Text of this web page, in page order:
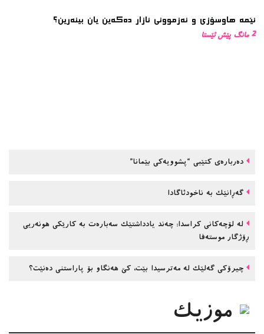
ئێمە هاوسۆزی و ئەزموونی ئازار دەکەین یان بینەرین؟
2 مانگ پێش ئێستا
دەربارەی کتێبی “پشوویەکی بێمانا”
گەڕانێک بە ناخودئاگادا
لە لۆچەکانی کراسدا: چەند یادداشتێک سەبارەت بە کارێکی هونەریی
ڕۆژگار موستەفا
چیرۆکی گەلێک لە مەترسیدا بێت، کێ هەنگاو بۆ پاراستنی دەنێت؟